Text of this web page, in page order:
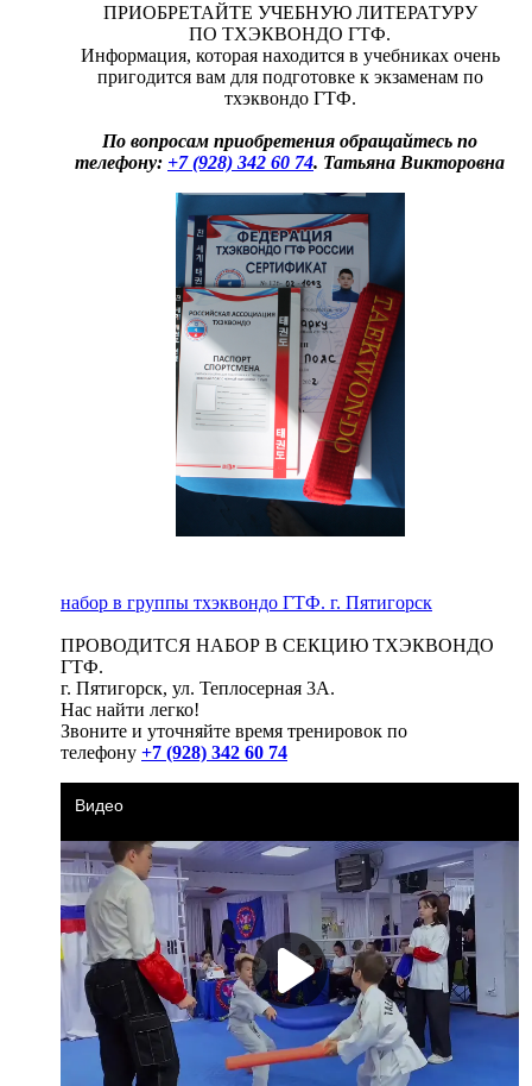
ПРИОБРЕТАЙТЕ УЧЕБНУЮ ЛИТЕРАТУРУ
ПО ТХЭКВОНДО ГТФ.
Информация, которая находится в учебниках очень
пригодится вам для подготовке к экзаменам по
тхэквондо ГТФ.
По вопросам приобретения обращайтесь по
телефону: +7 (928) 342 60 74. Татьяна Викторовна
набор в группы тхэквондо ГТФ. г. Пятигорск
ПРОВОДИТСЯ НАБОР В СЕКЦИЮ ТХЭКВОНДО
ГТФ.
г. Пятигорск, ул. Теплосерная 3А.
Нас найти легко!
Звоните и уточняйте время тренировок по
телефону +7 (928) 342 60 74